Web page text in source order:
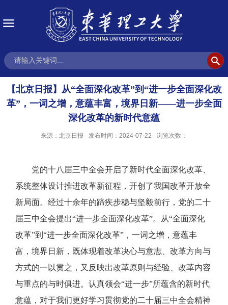
【北京日报】​从“全面深化改革”到“进一步全面深化改
革”，一词之增，意蕴丰富，境界日新——进一步全面
深化改革的新时代意蕴
来源：北京日报 发布时间：2024-07-22 浏览次数：
党的十八届三中全会开启了新时代全面深化改革、
系统整体设计推进改革新征程，开创了我国改革开放全
新局面。经过十余年的蹄疾步稳与坚毅前行，党的二十
届三中全会提出“进一步全面深化改革”。从“全面深化
改革”到“进一步全面深化改革”，一词之增，意蕴丰
富，境界日新，既体现着改革决心与意志、改革方向与
方式的一以贯之，又反映出改革原则与经验、改革内容
与重点的与时俱进。认真领会“进一步”所蕴含的新时代
意蕴，对于我们更好学习贯彻党的二十届三中全会精神